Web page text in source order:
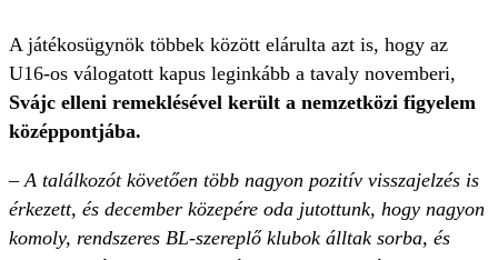
A játékosügynök többek között elárulta azt is, hogy az
U16-os válogatott kapus leginkább a tavaly novemberi,
Svájc elleni remeklésével került a nemzetközi figyelem
középpontjába.
– A találkozót követően több nagyon pozitív visszajelzés is
érkezett, és december közepére oda jutottunk, hogy nagyon
komoly, rendszeres BL-szereplő klubok álltak sorba, és